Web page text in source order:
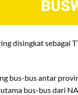
disingkat sebagai
bus-bus antar
bus-bus dari